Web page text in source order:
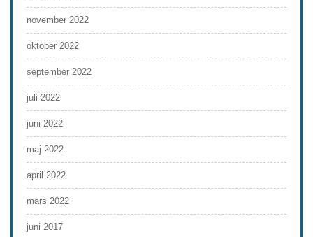
november 2022
oktober 2022
september 2022
juli 2022
juni 2022
maj 2022
april 2022
mars 2022
juni 2017